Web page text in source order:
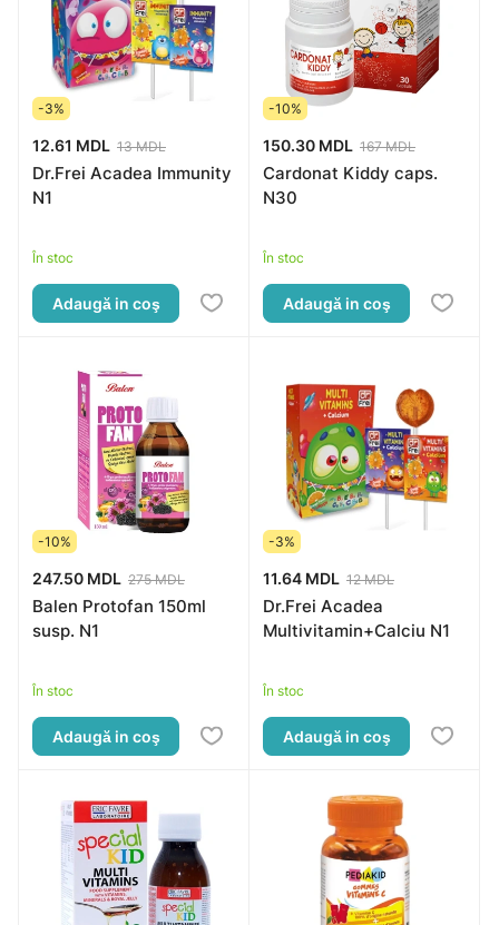
-3%
12.61 MDL 13 MDL
Dr.Frei Acadea Immunity
N1
În stoc
Adaugă in coş
-10%
150.30 MDL 167 MDL
Cardonat Kiddy caps.
N30
În stoc
Adaugă in coş
-10%
247.50 MDL 275 MDL
Balen Protofan 150ml
susp. N1
În stoc
Adaugă in coş
-3%
11.64 MDL 12 MDL
Dr.Frei Acadea
Multivitamin+Calciu N1
În stoc
Adaugă in coş